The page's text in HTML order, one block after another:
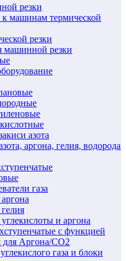
резки
к машинам термической
резки
резки
азота
аргона, гелия, водорода
газа
и аргона
c функцией
для Аргона/СО2
газа и блоки